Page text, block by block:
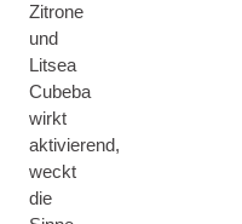
Zitrone
und
Litsea
Cubeba
wirkt
aktivierend,
weckt
die